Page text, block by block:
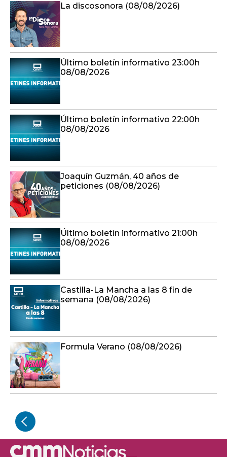
La discosonora (08/08/2026)
Último boletín informativo 23:00h
08/08/2026
Último boletín informativo 22:00h
08/08/2026
Joaquín Guzmán, 40 años de
peticiones (08/08/2026)
Último boletín informativo 21:00h
08/08/2026
Castilla-La Mancha a las 8 fin de
semana (08/08/2026)
Formula Verano (08/08/2026)